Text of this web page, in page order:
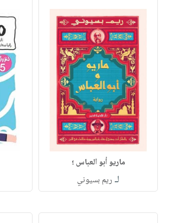
ماريو أبو العباس ؛
لـ ريم بسيوني